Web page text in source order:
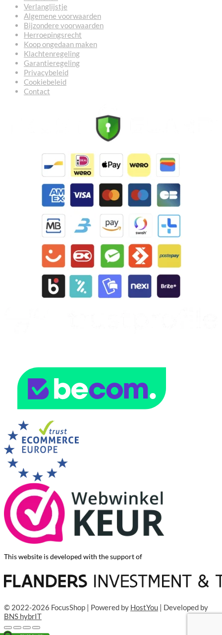
Verlanglijstje
Algemene voorwaarden
Bijzondere voorwaarden
Herroepingsrecht
Koop ongedaan maken
Klachtenregeling
Garantieregeling
Privacybeleid
Cookiebeleid
Contact
This website is developed with the support of
© 2022-2026 FocusShop | Powered by HostYou | Developed by
BNS hybrIT